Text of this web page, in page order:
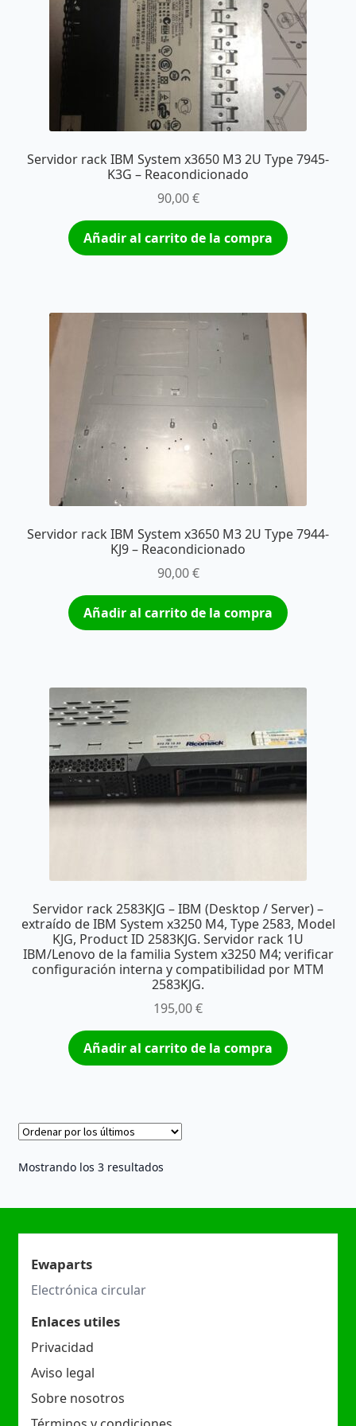
Servidor rack IBM System x3650 M3 2U Type 7945-
K3G – Reacondicionado
90,00€
Añadir al carrito de la compra
Servidor rack IBM System x3650 M3 2U Type 7944-
KJ9 – Reacondicionado
90,00€
Añadir al carrito de la compra
Servidor rack 2583KJG – IBM (Desktop / Server) –
extraído de IBM System x3250 M4, Type 2583, Model
KJG, Product ID 2583KJG. Servidor rack 1U
IBM/Lenovo de la familia System x3250 M4; verificar
configuración interna y compatibilidad por MTM
2583KJG.
195,00€
Añadir al carrito de la compra
Mostrando los 3 resultadosOrdenado
Ewaparts
Electrónica circular
Enlaces utiles
Privacidad
Aviso legal
Sobre nosotros